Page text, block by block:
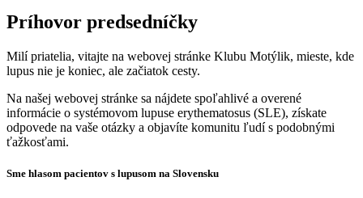
Príhovor predsedníčky
Milí priatelia, vitajte na webovej stránke Klubu Motýlik, mieste, kde
lupus nie je koniec, ale začiatok cesty.
Na našej webovej stránke sa nájdete spoľahlivé a overené
informácie o systémovom lupuse erythematosus (SLE), získate
odpovede na vaše otázky a objavíte komunitu ľudí s podobnými
ťažkosťami.
Sme hlasom pacientov s lupusom na Slovensku